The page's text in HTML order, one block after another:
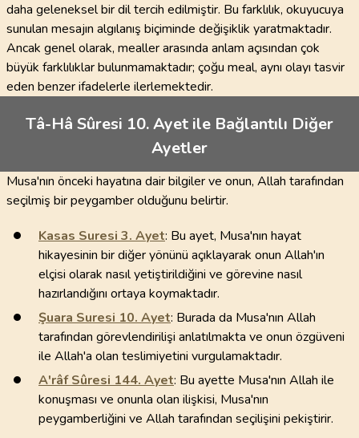
daha geleneksel bir dil tercih edilmiştir. Bu farklılık, okuyucuya
sunulan mesajın algılanış biçiminde değişiklik yaratmaktadır.
Ancak genel olarak, mealler arasında anlam açısından çok
büyük farklılıklar bulunmamaktadır; çoğu meal, aynı olayı tasvir
eden benzer ifadelerle ilerlemektedir.
Tâ-Hâ Sûresi 10. Ayet ile Bağlantılı Diğer
Ayetler
Musa'nın önceki hayatına dair bilgiler ve onun, Allah tarafından
seçilmiş bir peygamber olduğunu belirtir.
Kasas Suresi 3. Ayet: Bu ayet, Musa'nın hayat
hikayesinin bir diğer yönünü açıklayarak onun Allah'ın
elçisi olarak nasıl yetiştirildiğini ve görevine nasıl
hazırlandığını ortaya koymaktadır.
Şuara Suresi 10. Ayet: Burada da Musa'nın Allah
tarafından görevlendirilişi anlatılmakta ve onun özgüveni
ile Allah'a olan teslimiyetini vurgulamaktadır.
A'râf Sûresi 144. Ayet: Bu ayette Musa'nın Allah ile
konuşması ve onunla olan ilişkisi, Musa'nın
peygamberliğini ve Allah tarafından seçilişini pekiştirir.